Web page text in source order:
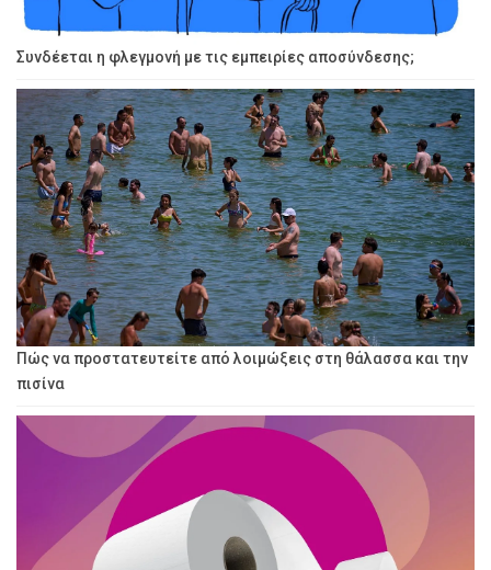
Συνδέεται η φλεγμονή με τις εμπειρίες αποσύνδεσης;
Πώς να προστατευτείτε από λοιμώξεις στη θάλασσα και την
πισίνα